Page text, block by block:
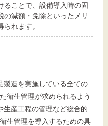
ることで、設備導入時の固
の減額・免除といったメリ
られます。
製造を実施している全ての
衛生管理が求められるよう
生産工程の管理など総合的
生管理を導入するための具